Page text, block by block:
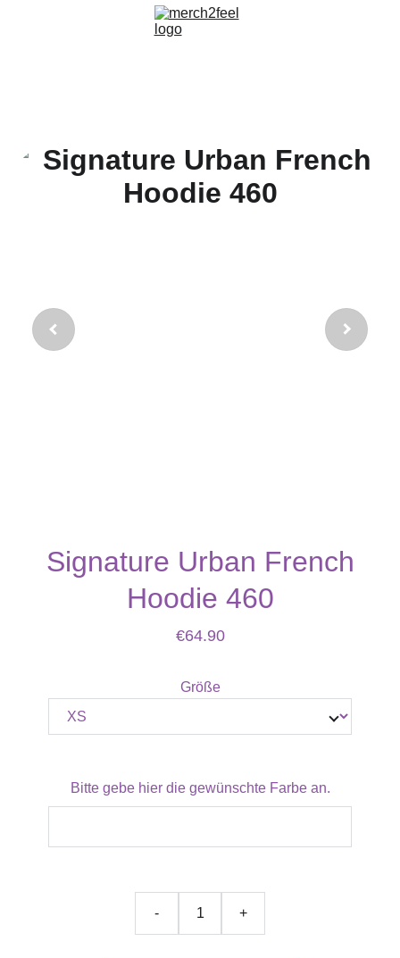
Signature Urban French
Hoodie 460
€64.90
Größe
Bitte gebe hier die gewünschte Farbe an.
- +